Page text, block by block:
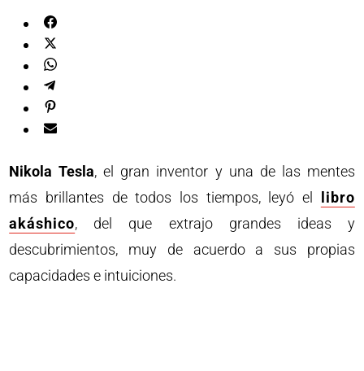
Nikola Tesla, el gran inventor y una de las mentes
más brillantes de todos los tiempos, leyó el
libro
akáshico, del que extrajo grandes ideas y
descubrimientos, muy de acuerdo a sus propias
capacidades e intuiciones.